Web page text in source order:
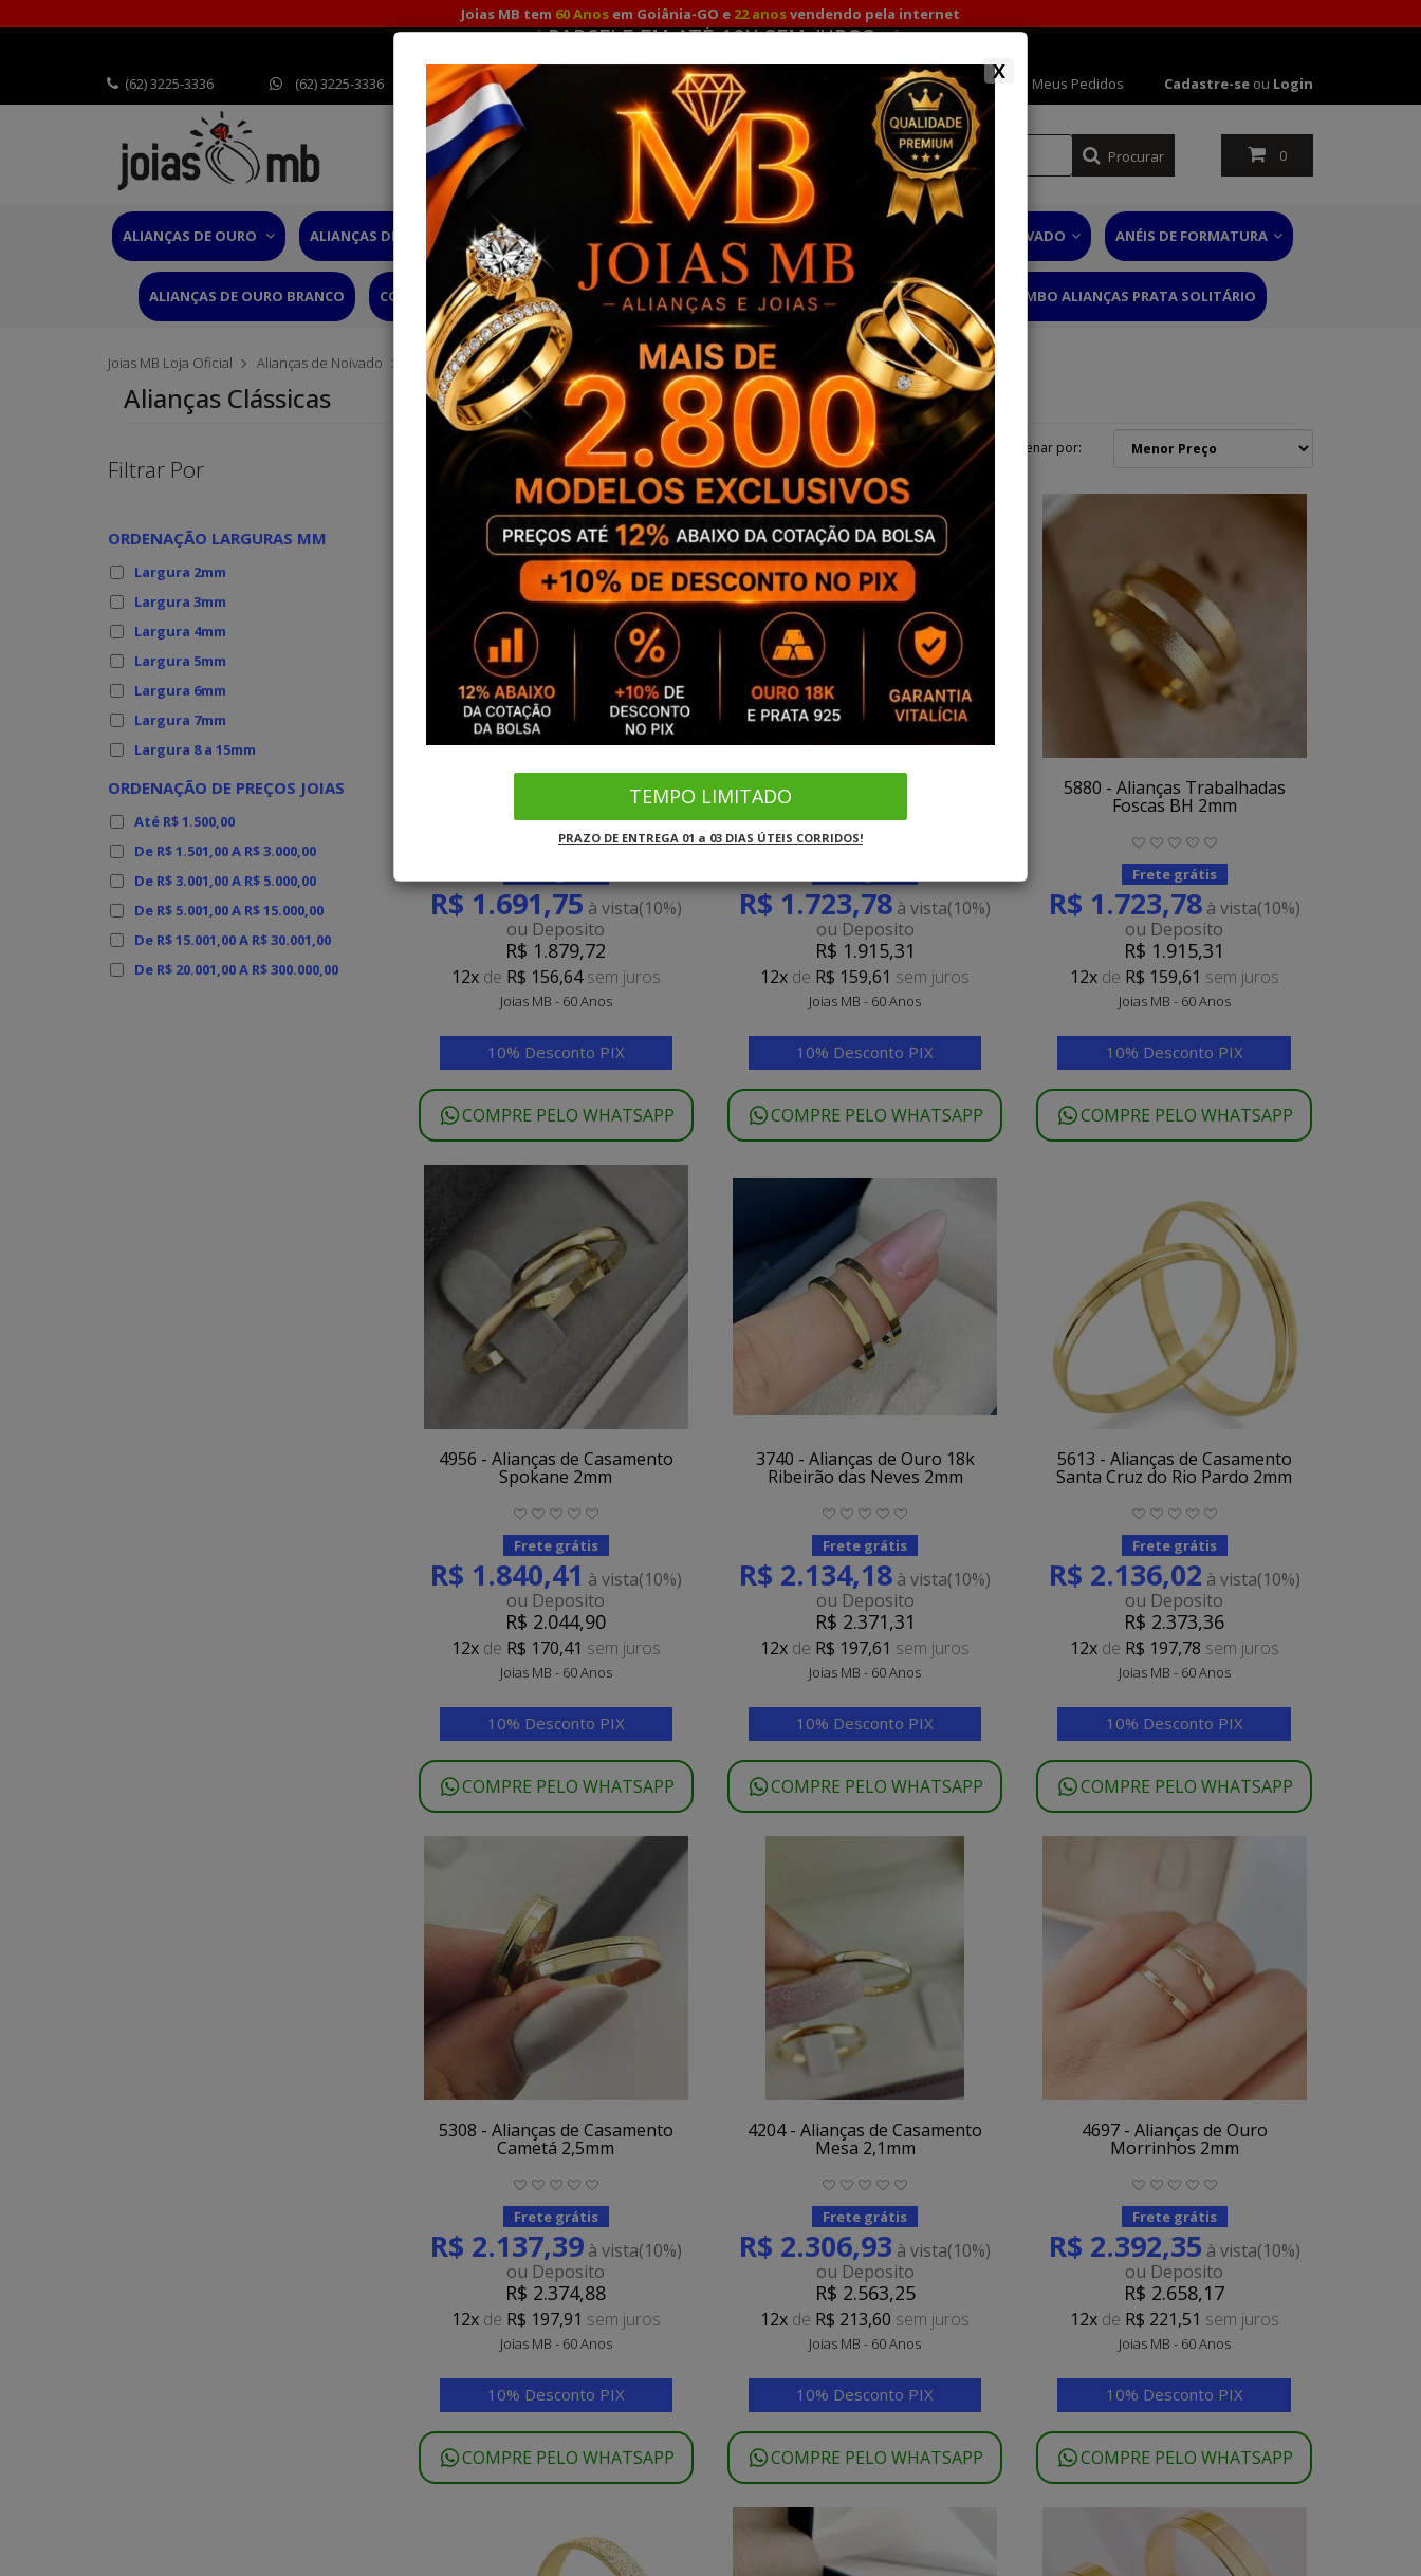
Joias MB tem 60 Anos em Goiânia-GO e 22 anosvendendo pela internet
✅ TEMOS 22 ANOS VENDAS INTERNET ✅
(62) 3225-3336 (62) 3225-3336 Minha Conta Meus Pedidos Cadastre-se ou Login
Promoção para compras à vista com
10%no Pix e Depósito! Procurar 0
ALIANÇAS DE OURO ALIANÇAS DE CASAMENTO ALIANÇAS DE NOIVADO ALIANÇAS DE PRATA ANÉIS DE NOIVADO ANÉIS DE FORMATURA
ALIANÇAS DE OURO BRANCO CORDÕES OURO 18K PULSEIRAS OURO COMBO ALIANÇAS OURO SOLITÁRIO COMBO ALIANÇAS PRATA SOLITÁRIO
Joias MB Loja Oficial Alianças de Noivado Alianças Clássicas
Alianças Clássicas
Filtrar Por
ORDENAÇÃO LARGURAS MM
Largura 2mm
Largura 3mm
Largura 4mm
Largura 5mm
Largura 6mm
Largura 7mm
Largura 8 a 15mm
ORDENAÇÃO DE PREÇOS JOIAS
Até R$ 1.500,00
De R$ 1.501,00 A R$ 3.000,00
De R$ 3.001,00 A R$ 5.000,00
De R$ 5.001,00 A R$ 15.000,00
De R$ 15.001,00 A R$ 30.001,00
De R$ 20.001,00 A R$ 300.000,00
Visualizar: Ordenar por:
1094 - Alianças 1mm Chapa Reta
R$ 1.691,75 à vista(10%)
ou Deposito
R$ 1.879,72
12x de R$ 156,64 sem juros
Joias MB - 60 Anos
10% Desconto PIX
COMPRE PELO WHATSAPP
3799 - Alianças de Ouro Cristalina
R$ 1.723,78 à vista(10%)
ou Deposito
R$ 1.915,31
12x de R$ 159,61 sem juros
Joias MB - 60 Anos
10% Desconto PIX
COMPRE PELO WHATSAPP
5880 - Alianças Trabalhadas
Foscas BH 2mm
Frete grátis
R$ 1.723,78à vista(10%)
ou Deposito
R$ 1.915,31
12x de R$ 159,61 sem juros
Joias MB - 60 Anos
10% Desconto PIX
COMPRE PELO WHATSAPP
4956 - Alianças de Casamento
Spokane 2mm
Frete grátis
R$ 1.840,41 à vista(10%)
ou Deposito
R$ 2.044,90
12x de R$ 170,41 sem juros
Joias MB - 60 Anos
10% Desconto PIX
COMPRE PELO WHATSAPP
3740 - Alianças de Ouro 18k
Ribeirão das Neves 2mm
Frete grátis
R$ 2.134,18 à vista(10%)
ou Deposito
R$ 2.371,31
12x de R$ 197,61 sem juros
Joias MB - 60 Anos
10% Desconto PIX
COMPRE PELO WHATSAPP
5613 - Alianças de Casamento
Santa Cruz do Rio Pardo 2mm
Frete grátis
R$ 2.136,02 à vista(10%)
ou Deposito
R$ 2.373,36
12x de R$ 197,78 sem juros
Joias MB - 60 Anos
10% Desconto PIX
COMPRE PELO WHATSAPP
5308 - Alianças de Casamento
Cametá 2,5mm
Frete grátis
R$ 2.137,39à vista(10%)
ou Deposito
R$ 2.374,88
12x de R$ 197,91 sem juros
Joias MB - 60 Anos
10% Desconto PIX
COMPRE PELO WHATSAPP
4204 - Alianças de Casamento
Mesa 2,1mm
Frete grátis
R$ 2.306,93 à vista(10%)
ou Deposito
R$ 2.563,25
12x de R$ 213,60 sem juros
Joias MB - 60 Anos
10% Desconto PIX
COMPRE PELO WHATSAPP
4697 - Alianças de Ouro
Morrinhos 2mm
Frete grátis
R$ 2.392,35 à vista(10%)
ou Deposito
R$ 2.658,17
12x de R$ 221,51 sem juros
Joias MB - 60 Anos
10% Desconto PIX
COMPRE PELO WHATSAPP
X
TEMPO LIMITADO
PRAZO DE ENTREGA 01 a 03 DIAS ÚTEIS CORRIDOS!